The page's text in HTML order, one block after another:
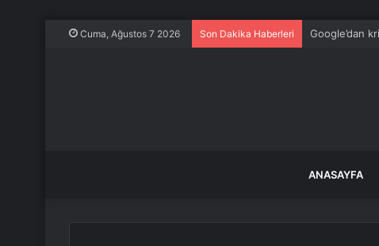
Cuma, Ağustos 7 2026 Son Dakika Haberleri Google’dan
ANASAYFA